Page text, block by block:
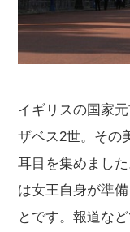
イギリスの国家
ザベス2世。その
耳目を集めまし
は女王自身が準
とです。報道な